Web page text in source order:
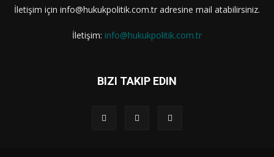
İletişim için info@hukukpolitik.com.tr adresine mail atabilirsiniz.
İletişim: info@hukukpolitik.com.tr
BIZI TAKIP EDIN